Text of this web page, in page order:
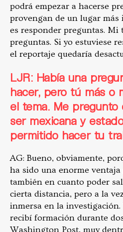
podrá empezar a hacerse
provengan de un lugar
es responder preguntas. Mi
preguntas. Si yo estuviese
el reportaje quedaría
LJR: Había una
hacer, pero tú más o
el tema. Me
ser mexicana y
permitido hacer tu
AG: Bueno, obviamente,
ha sido una enorme
también en cuanto poder
cierta distancia, pero a la
inmersa en la investigación.
recibí formación durante
Washington Post, muy